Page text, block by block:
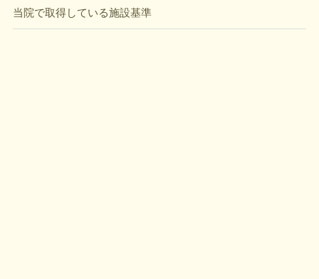
当院で取得している施設基準